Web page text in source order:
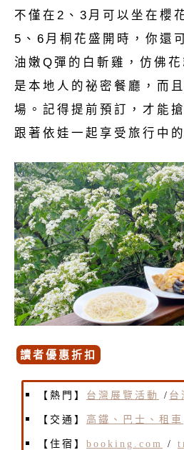
不僅在2、3月可以坐在櫻
5、6月桐花盛開時，你還
油嫩Q彈的白斬雞，仿佛
是本地人的祕密餐廳，而
場。記得提前預訂，才能
跟著依娃一起享受旅行中
讀者優惠折扣
【熱門】 台灣展覽活動 / 台
【交通】 高鐵、巴士、租車
【住宿】 booking.com /